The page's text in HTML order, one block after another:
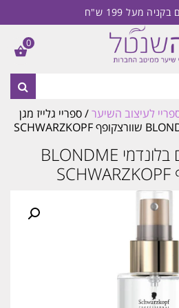
מעל 199 ש"ח
לעיצוב השיער/ ספריי גלייז מגן
ספריי גלייז מגן מחום בלונדמי BLONDME
0